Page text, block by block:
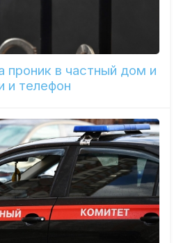
в частный дом и
и телефон